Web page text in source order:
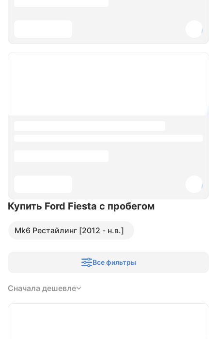
Купить Ford Fiesta с пробегом
Mk6 Рестайлинг [2012 - н.в.]
Все фильтры
Сначала дешевле